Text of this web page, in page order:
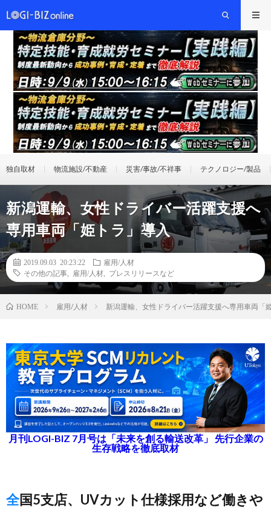
独自取材 物流施設/不動産 災害/事故/不祥事 テクノロジー/製品
新潟運輸、女性ドライバー活躍支援へ
専用車両「姫トラ」導入
2019.09.03 20:23:22
雇用/人材
その他の記事
雇用/人材 プレスリリースなど
HOME 雇用/人材 新潟運輸、女性ドライバー活躍支援へ専用車両「
月刊LOGI-BIZ 7月号は「未来を創る輸送改革」 先行企業の
生存戦略を徹底取材
全国5支店、UVカット仕様採用など働きや